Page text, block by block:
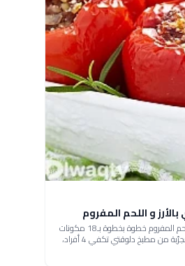
و اللحم المفروم
طريقة عمل الفلفل المحشي بالأرز و اللحم المفروم خطوة بخطوة بـ18 مكونات
وفي 60 دقيقة فقط. وصفة سهلة ومجرّبة من مطبخ دلوقتي تكفي 4 أفراد،